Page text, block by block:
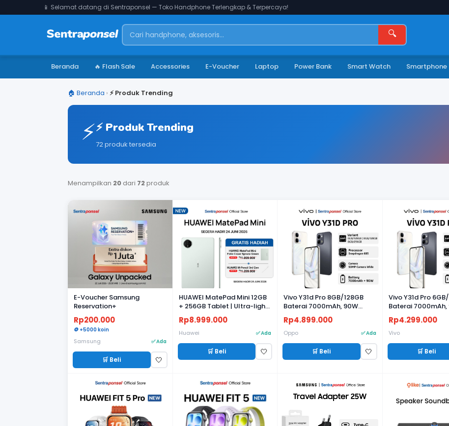
📱 Selamat datang di Sentraponsel — Toko Handphone Terlengkap & Terpercaya!
🔍
Beranda 🔥 Flash Sale Accessories E-Voucher Laptop Power Bank Smart Watch Smartphone
🏠 Beranda › ⚡ Produk Trending
⚡⚡ Produk Trending
72 produk tersedia
Menampilkan 20 dari 72produk
E-Voucher Samsung
Reservation+
Rp200.000
🪙 +5000 koin
Samsung ✅ Ada
🛒 Beli 🤍
HUAWEI MatePad Mini 12GB
+ 256GB Tablet | Ultra-light,
Ultra-thin | 8.8" Flexible OLED
PaperMatte Display | AI WPS
Rp8.999.000
Huawei ✅ Ada
🛒 Beli 🤍
Vivo Y31d Pro 8GB/128GB
Baterai 7000mAh, 90W
FlashCharge, Kamera 50MP
Rp4.899.000
Oppo ✅ Ada
🛒 Beli 🤍
Vivo Y31d Pro
Baterai 7000mAh,
FlashCharge,
Rp4.299.000
Vivo
🛒 Beli